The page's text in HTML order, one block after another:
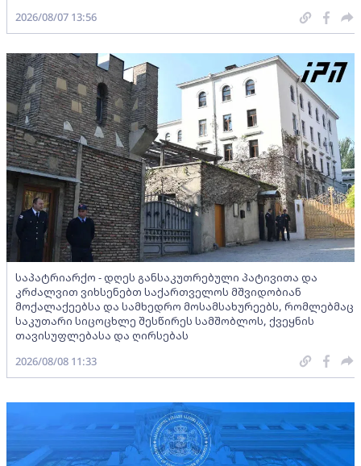
2026/08/07 13:56
საპატრიარქო - დღეს განსაკუთრებული პატივითა და
კრძალვით ვიხსენებთ საქართველოს მშვიდობიან
მოქალაქეებსა და სამხედრო მოსამსახურეებს, რომლებმაც
საკუთარი სიცოცხლე შესწირეს სამშობლოს, ქვეყნის
თავისუფლებასა და ღირსებას
2026/08/08 11:33